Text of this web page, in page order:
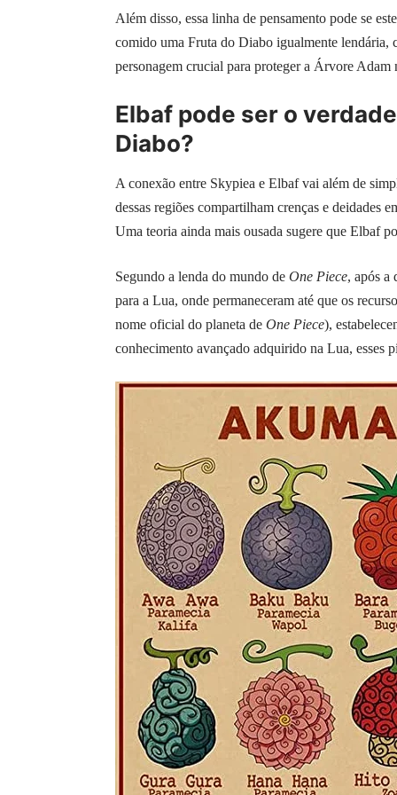
Além disso, essa linha de pensamento pode se
comido uma Fruta do Diabo igualmente lendária,
personagem crucial para proteger a Árvore Adam
Elbaf pode ser o
Diabo?
A conexão entre Skypiea e Elbaf vai além de
dessas regiões compartilham crenças e deidades
Uma teoria ainda mais ousada sugere que Elbaf
Segundo a lenda do mundo de One Piece, após a
para a Lua, onde permaneceram até que os
nome oficial do planeta de One Piece),
conhecimento avançado adquirido na Lua,